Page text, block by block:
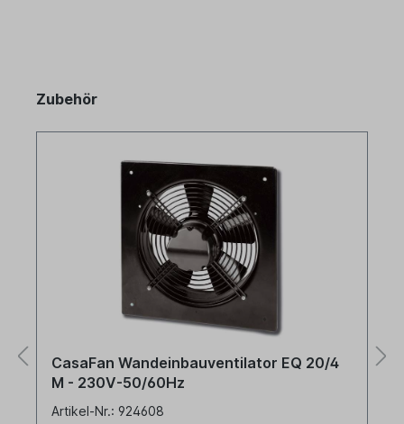
Zubehör
CasaFan Wandeinbauventilator EQ 20/4
M - 230V-50/60Hz
Artikel-Nr.: 924608